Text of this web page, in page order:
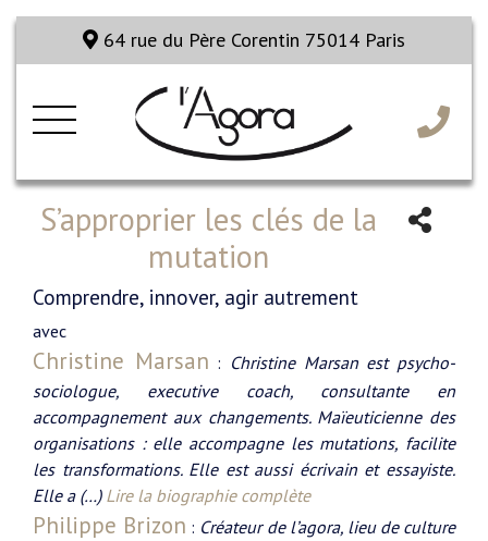
64 rue du Père Corentin 75014 Paris
S’approprier les clés de la
mutation
Comprendre, innover, agir autrement
avec
Christine Marsan : Christine Marsan est psycho-
sociologue, executive coach, consultante en
accompagnement aux changements. Maïeuticienne des
organisations : elle accompagne les mutations, facilite
les transformations. Elle est aussi écrivain et essayiste.
Elle a (…) Lire la biographie complète
Philippe Brizon : Créateur de l’agora, lieu de culture